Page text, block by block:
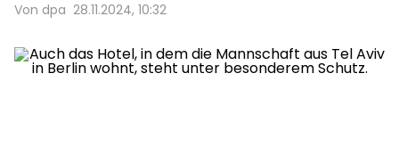
Von dpa 28.11.2024, 10:32